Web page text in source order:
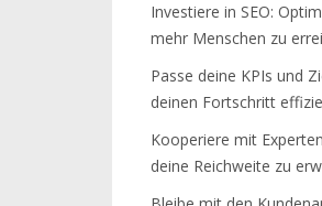
Investiere in SEO:
mehr Menschen zu
Passe deine KPIs und
deinen Fortschritt
Kooperiere mit
deine Reichweite zu